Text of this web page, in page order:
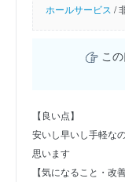
ホールサービス /
この
【良い点】
安いし早いし手軽な
思います
【気になること・改